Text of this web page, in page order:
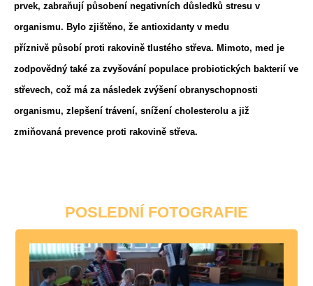
prvek, zabraňují působení negativních důsledků stresu v
organismu. Bylo zjištěno, že antioxidanty v medu
příznivě působí proti rakovině tlustého střeva. Mimoto, med je
zodpovědný také za zvyšování populace probiotických bakterií ve
střevech, což má za následek zvýšení obranyschopnosti
organismu, zlepšení trávení, snížení cholesterolu a již
zmiňovaná prevence proti rakovině střeva.
POSLEDNÍ FOTOGRAFIE